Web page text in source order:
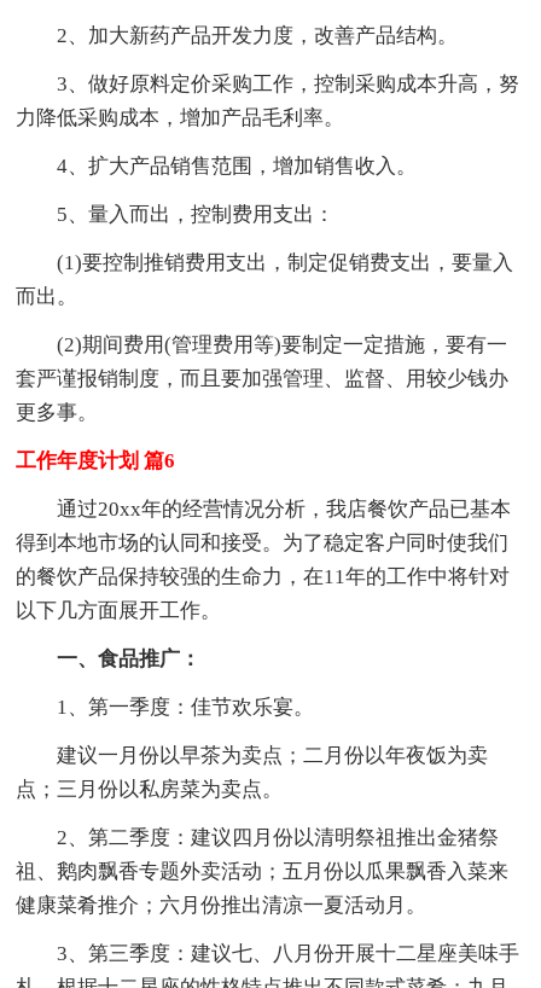
2、加大新药产品开发力度，改善产品结构。
3、做好原料定价采购工作，控制采购成本升高，努
力降低采购成本，增加产品毛利率。
4、扩大产品销售范围，增加销售收入。
5、量入而出，控制费用支出：
(1)要控制推销费用支出，制定促销费支出，要量入
而出。
(2)期间费用(管理费用等)要制定一定措施，要有一
套严谨报销制度，而且要加强管理、监督、用较少钱办
更多事。
工作年度计划 篇6
通过20xx年的经营情况分析，我店餐饮产品已基本
得到本地市场的认同和接受。为了稳定客户同时使我们
的餐饮产品保持较强的生命力，在11年的工作中将针对
以下几方面展开工作。
一、食品推广：
1、第一季度：佳节欢乐宴。
建议一月份以早茶为卖点；二月份以年夜饭为卖
点；三月份以私房菜为卖点。
2、第二季度：建议四月份以清明祭祖推出金猪祭
祖、鹅肉飘香专题外卖活动；五月份以瓜果飘香入菜来
健康菜肴推介；六月份推出清凉一夏活动月。
3、第三季度：建议七、八月份开展十二星座美味手